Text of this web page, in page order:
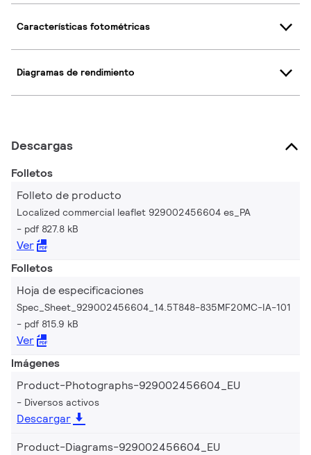
Características fotométricas
Diagramas de rendimiento
Descargas
Folletos
Folleto de producto
Localized commercial leaflet 929002456604 es_PA
pdf 827.8 kB
Ver
Folletos
Hoja de especificaciones
Spec_Sheet_929002456604_14.5T848-835MF20MC-IA-101
pdf 815.9 kB
Ver
Imágenes
Product-Photographs-929002456604_EU
Diversos activos
Descargar
Product-Diagrams-929002456604_EU